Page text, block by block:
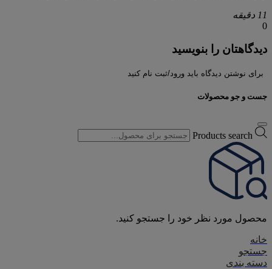
11 دقیقه
0
دیدگاهتان را بنویسید
برای نوشتن دیدگاه باید ورود/ثبت نام کنید
جست و جو محصولات
Products search
محصول مورد نظر خود را جستجو کنید.
خانه
جستجو
دسته بندی